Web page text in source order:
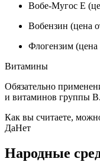
Вобе-Мугос Е
Вобензин (цена
Флогензим (цена
Витамины
Обязательно
и витаминов группы В.
Как вы считаете,
ДаНет
Народные